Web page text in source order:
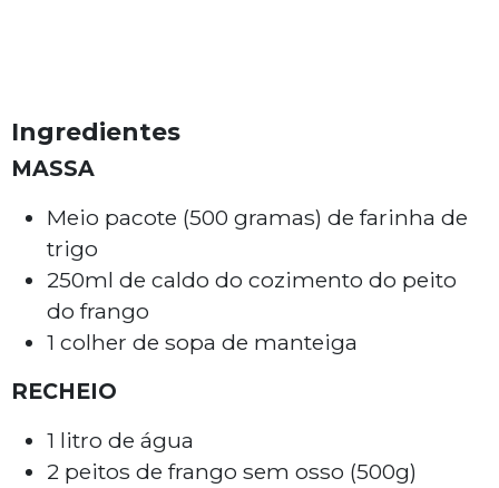
Ingredientes
MASSA
Meio pacote (500 gramas) de farinha de
trigo
250ml de caldo do cozimento do peito
do frango
1 colher de sopa de manteiga
RECHEIO
1 litro de água
2 peitos de frango sem osso (500g)